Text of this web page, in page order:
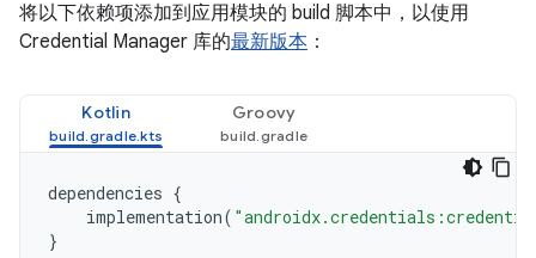
将以下依赖项添加到应用模块的 build 脚本中，以使用
Credential Manager 库的最新版本 ：
Kotlin Groovy
dependencies {
implementation(
}